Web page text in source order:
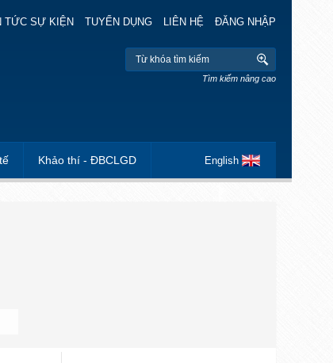
TỨC SỰ KIỆN TUYỂN DỤNG LIÊN HỆ ĐĂNG NHẬP
Tìm kiếm nâng cao
Khảo thí - ĐBCLGD English